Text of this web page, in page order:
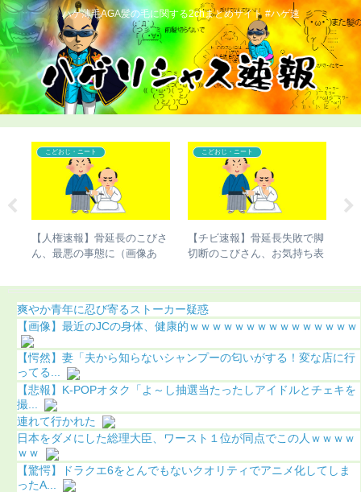
ハゲ薄毛AGA髪の毛に関する2chまとめサイト #ハゲ速
こどおじ・ニート
【人権速報】骨延長のこびさ
ん、最悪の事態に（画像あ
こどおじ・ニート
【チビ速報】骨延長失敗で脚
切断のこびさん、お気持ち表
爽やか青年に忍び寄るストーカー疑惑
【画像】最近のJCの身体、健康的ｗｗｗｗｗｗｗｗｗｗｗｗｗｗｗ
【愕然】妻「夫から知らないシャンプーの匂いがする！変な店に行
ってる...
【悲報】K-POPオタク「よ～し抽選当たったしアイドルとチェキを
撮...
連れて行かれた
日本をダメにした総理大臣、ワースト１位が同点でこの人ｗｗｗｗ
ｗｗ
【驚愕】ドラクエ6をとんでもないクオリティでアニメ化してしま
ったA...